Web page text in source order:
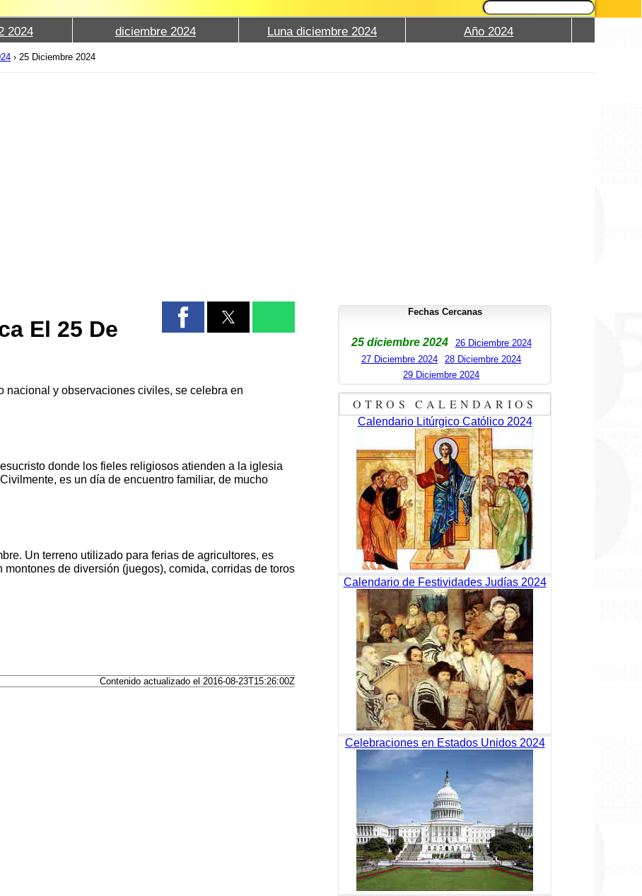
2024 diciembre 2024 Luna diciembre 2024 Año 2024
›25 Diciembre 2024
El 25 De
nacional y observaciones civiles, se celebra en
donde los fieles religiosos atienden a la iglesia
es un día de encuentro familiar, de mucho
Un terreno utilizado para ferias de agricultores, es
de diversión (juegos), comida, corridas de toros
Contenido actualizado el 2016-08-23T15:26:00Z
Fechas Cercanas
25 diciembre 2024
26 Diciembre 2024
27 Diciembre 2024
28 Diciembre 2024
29 Diciembre 2024
OTROS CALENDARIOS
Calendario Litúrgico Católico 2024
Calendario de Festividades Judías 2024
Celebraciones en Estados Unidos 2024